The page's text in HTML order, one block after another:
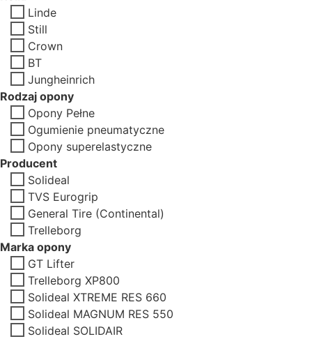
Linde
Still
Crown
BT
Jungheinrich
Rodzaj opony
Opony Pełne
Ogumienie pneumatyczne
Opony superelastyczne
Producent
Solideal
TVS Eurogrip
General Tire (Continental)
Trelleborg
Marka opony
GT Lifter
Trelleborg XP800
Solideal XTREME RES 660
Solideal MAGNUM RES 550
Solideal SOLIDAIR